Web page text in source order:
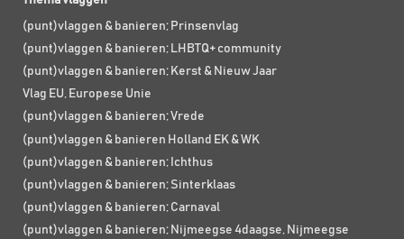
(punt)vlaggen & banieren; Prinsenvlag
(punt)vlaggen & banieren; LHBTQ+ community
(punt)vlaggen & banieren; Kerst & Nieuw Jaar
Vlag EU, Europese Unie
(punt)vlaggen & banieren; Vrede
(punt)vlaggen & banieren Holland EK & WK
(punt)vlaggen & banieren; Ichthus
(punt)vlaggen & banieren; Sinterklaas
(punt)vlaggen & banieren; Carnaval
(punt)vlaggen & banieren; Nijmeegse 4daagse, Nijmeegse